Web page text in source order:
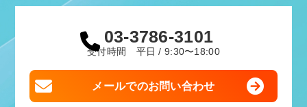
03-3786-3101
受付時間 平日 / 9:30〜18:00
メールでのお問い合わせ